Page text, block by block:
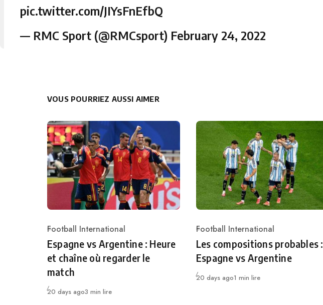
pic.twitter.com/JIYsFnEfbQ
— RMC Sport (@RMCsport) February 24, 2022
VOUS POURRIEZ AUSSI AIMER
Category
Football International
Espagne vs Argentine : Heure
et chaîne où regarder le
match
Publié
20 days ago3 min lire
Category
Football International
Les compositions probables :
Espagne vs Argentine
Publié
20 days ago1 min lire